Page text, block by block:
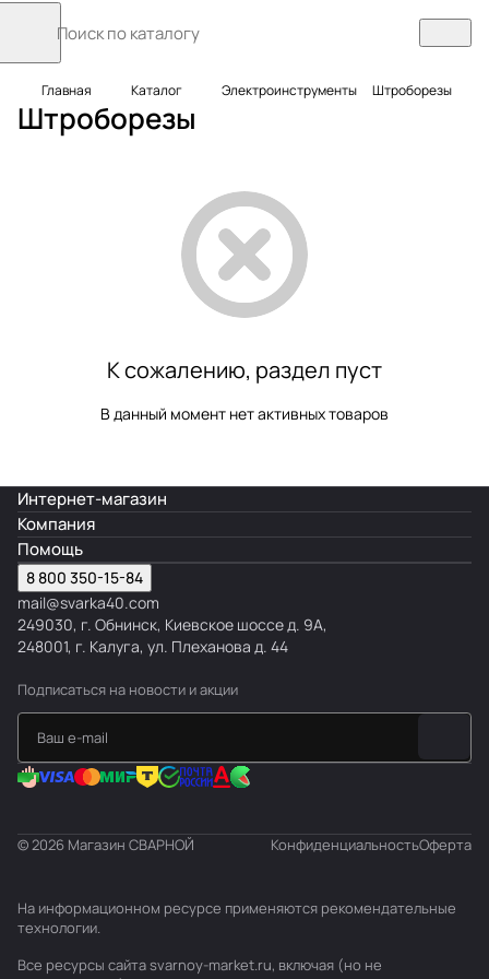
Главная Каталог Электроинструменты Штроборезы
Штроборезы
К сожалению, раздел пуст
В данный момент нет активных товаров
Интернет-магазин
Компания
Помощь
8 800 350-15-84
mail@svarka40.com
249030, г. Обнинск, Киевское шоссе д. 9А,
248001, г. Калуга, ул. Плеханова д. 44
Подписаться на новости и акции
© 2026 Магазин СВАРНОЙ КонфиденциальностьОферта
На информационном ресурсе применяются рекомендательные
технологии.
Все ресурсы сайта svarnoy-market.ru, включая (но не